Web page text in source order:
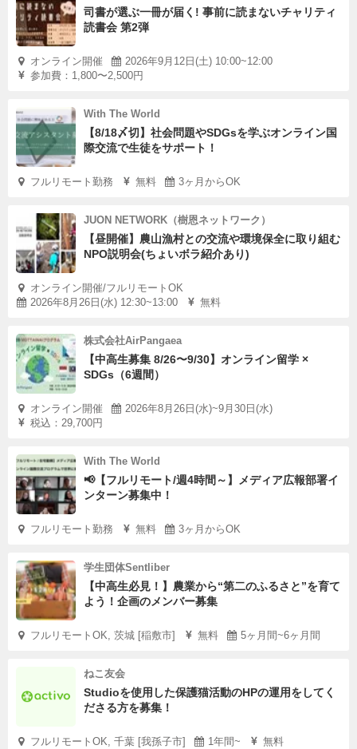
司書が選ぶ一冊が届く! 事前に読まないチャリティ
読書会 第2弾
オンライン開催
2026年9月12日(土) 10:00~12:00
参加費：1,800〜2,500円
With The World
【8/18〆切】社会問題やSDGsを学ぶオンライン国
際交流で生徒をサポート！
フルリモート勤務 無料 3ヶ月からOK
JUON NETWORK（樹恩ネットワーク）
【昼開催】農山漁村との交流や環境保全に取り組む
NPO説明会(ちょいボラ紹介あり)
オンライン開催/フルリモートOK
2026年8月26日(水) 12:30~13:00
無料
株式会社AirPangaea
【中高生募集 8/26〜9/30】オンライン留学 ×
SDGs（6週間）
オンライン開催
2026年8月26日(水)~9月30日(水)
税込：29,700円
With The World
📢【フルリモート/週4時間～】メディア広報部署イ
ンターン募集中！
フルリモート勤務 無料 3ヶ月からOK
学生団体Sentliber
【中高生必見！】農業から“第二のふるさと”を育て
よう！企画のメンバー募集
フルリモートOK, 茨城 [稲敷市] 無料 5ヶ月間~6ヶ月間
ねこ友会
Studioを使用した保護猫活動のHPの運用をしてく
ださる方を募集！
フルリモートOK, 千葉 [我孫子市] 1年間~ 無料